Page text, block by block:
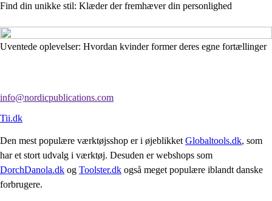
Find din unikke stil: Klæder der fremhæver din personlighed
Uventede oplevelser: Hvordan kvinder former deres egne fortællinger
info@nordicpublications.com
Tii.dk
Den mest populære værktøjsshop er i øjeblikket Globaltools.dk, som
har et stort udvalg i værktøj. Desuden er webshops som
DorchDanola.dk og Toolster.dk også meget populære iblandt danske
forbrugere.